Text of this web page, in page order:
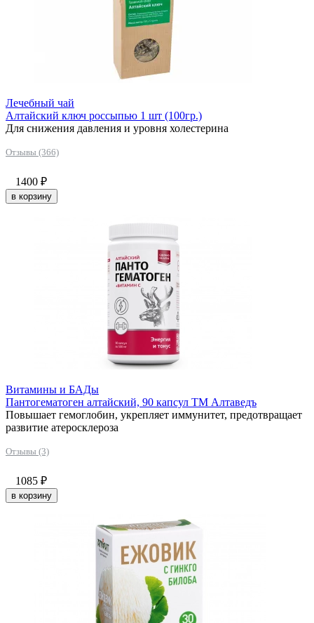
Лечебный чай
Алтайский ключ россыпью 1 шт (100гр.)
Для снижения давления и уровня холестерина
Отзывы (366)
1400 ₽
в корзину
Витамины и БАДы
Пантогематоген алтайский, 90 капсул ТМ Алтаведъ
Повышает гемоглобин, укрепляет иммунитет, предотвращает
развитие атеросклероза
Отзывы (3)
1085 ₽
в корзину